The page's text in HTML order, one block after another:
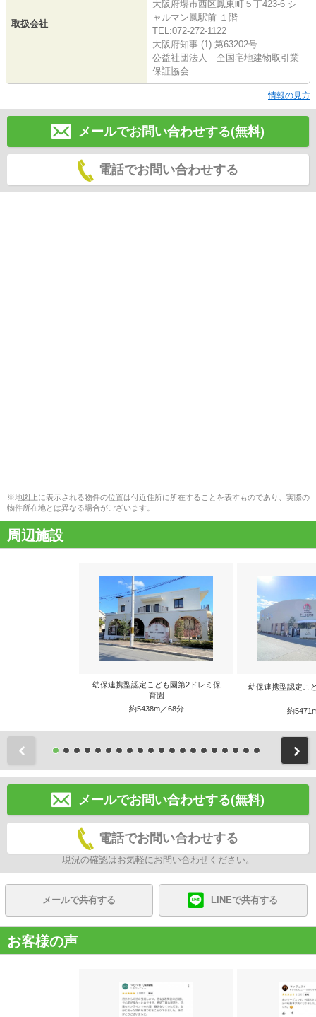
取扱会社
大阪府堺市西区鳳東町５丁423-6 シ
ャルマン鳳駅前 １階
TEL:072-272-1122
大阪府知事 (1) 第63202号
公益社団法人 全国宅地建物取引業
保証協会
情報の見方
メールでお問い合わせする(無料)
電話でお問い合わせする
※地図上に表示される物件の位置は付近住所に所在することを表すものであり、実際の
物件所在地とは異なる場合がございます。
周辺施設
幼保連携型認定こども園第2ドレミ保
育園
約5438m／68分
幼保連携型認定こ
約
メールでお問い合わせする(無料)
電話でお問い合わせする
現況の確認はお気軽にお問い合わせください。
メールで共有する LINEで共有する
お客様の声